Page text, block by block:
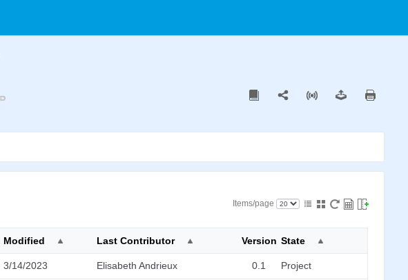
Items/page
Modified Last Contributor Version State
3/14/2023 Elisabeth Andrieux 0.1 Project